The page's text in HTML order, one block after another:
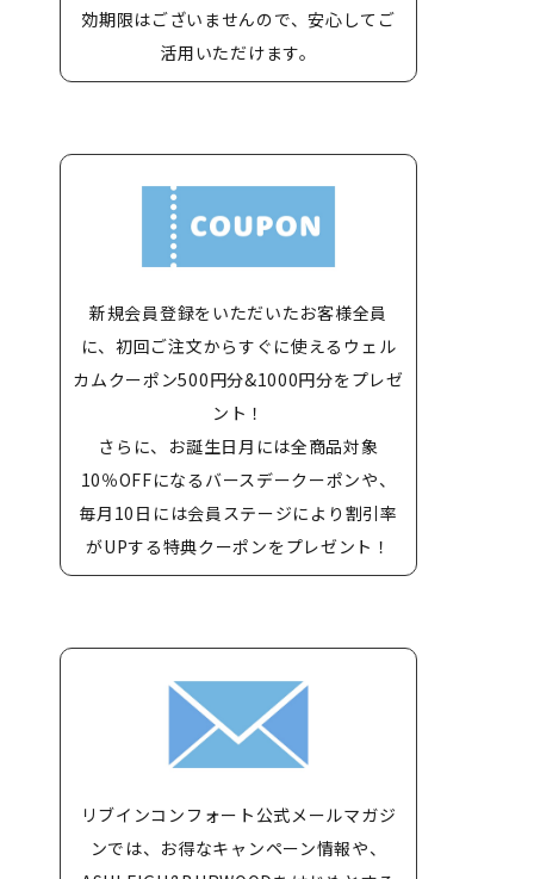
効期限はございませんので、安心してご
活用いただけます。
新規会員登録をいただいたお客様全員
に、初回ご注文からすぐに使えるウェル
カムクーポン500円分&1000円分をプレゼ
ント！
さらに、お誕生日月には全商品対象
10％OFFになるバースデークーポンや、
毎月10日には会員ステージにより割引率
がUPする特典クーポンをプレゼント！
リブインコンフォート公式メールマガジ
ンでは、お得なキャンペーン情報や、